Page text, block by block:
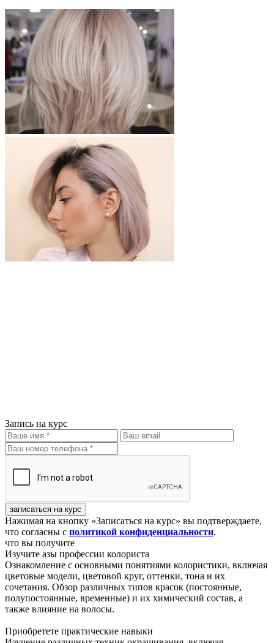
Запись на курс
записаться на курс
Нажимая на кнопку «Записаться на курс» вы подтверждаете,
что согласны с политикой конфиденциальности.
что вы получите
Изучите азы профессии колориста
Ознакомление с основными понятиями колористики, включая
цветовые модели, цветовой круг, оттенки, тона и их
сочетания. Обзор различных типов красок (постоянные,
полупостоянные, временные) и их химический состав, а
также влияние на волосы.
Приобретете практические навыки